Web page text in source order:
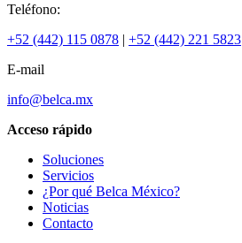
Teléfono:
+52 (442) 115 0878 | +52 (442) 221 5823
E-mail
info@belca.mx
Acceso rápido
Soluciones
Servicios
¿Por qué Belca México?
Noticias
Contacto